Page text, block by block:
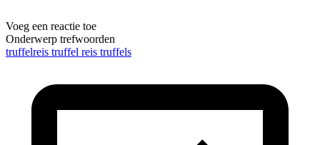
Voeg een reactie toe
Onderwerp trefwoorden
truffelreis truffel reis truffels